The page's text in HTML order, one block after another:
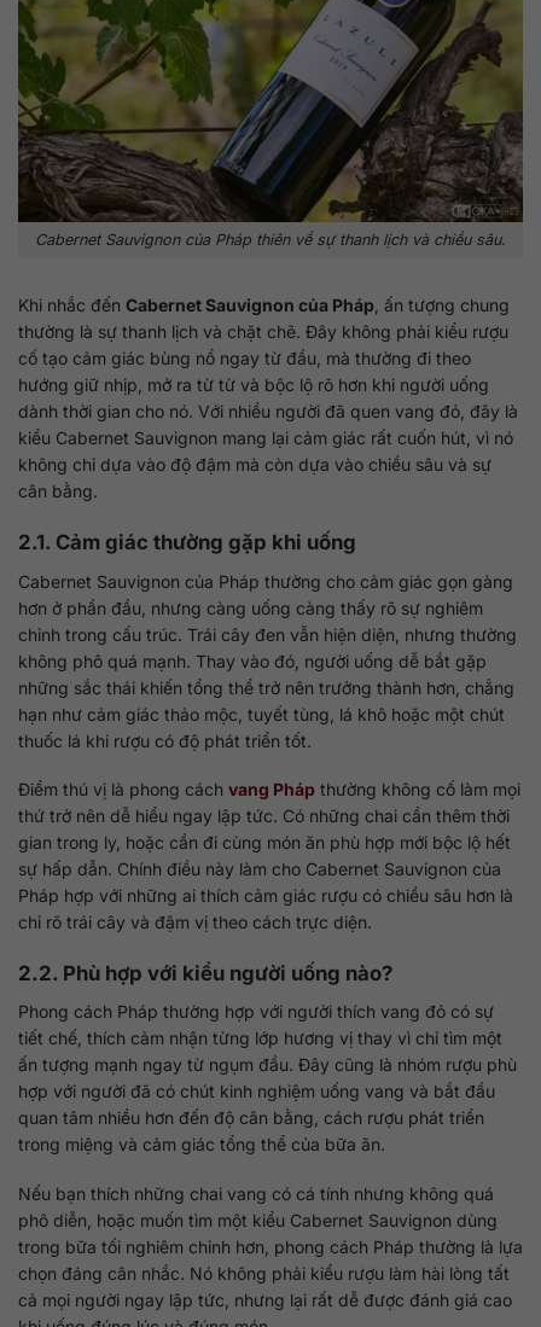
Cabernet Sauvignon của Pháp thiên về sự thanh lịch và chiều sâu.
Khi nhắc đến Cabernet Sauvignon của Pháp , ấn tượng chung
thường là sự thanh lịch và chặt chẽ. Đây không phải kiểu rượu
cố tạo cảm giác bùng nổ ngay từ đầu, mà thường đi theo
hướng giữ nhịp, mở ra từ từ và bộc lộ rõ hơn khi người uống
dành thời gian cho nó. Với nhiều người đã quen vang đỏ, đây là
kiểu Cabernet Sauvignon mang lại cảm giác rất cuốn hút, vì nó
không chỉ dựa vào độ đậm mà còn dựa vào chiều sâu và sự
cân bằng.
2.1. Cảm giác thường gặp khi uống
Cabernet Sauvignon của Pháp thường cho cảm giác gọn gàng
hơn ở phần đầu, nhưng càng uống càng thấy rõ sự nghiêm
chỉnh trong cấu trúc. Trái cây đen vẫn hiện diện, nhưng thường
không phô quá mạnh. Thay vào đó, người uống dễ bắt gặp
những sắc thái khiến tổng thể trở nên trưởng thành hơn, chẳng
hạn như cảm giác thảo mộc, tuyết tùng, lá khô hoặc một chút
thuốc lá khi rượu có độ phát triển tốt.
Điểm thú vị là phong cách vang Pháp thường không cố làm mọi
thứ trở nên dễ hiểu ngay lập tức. Có những chai cần thêm thời
gian trong ly, hoặc cần đi cùng món ăn phù hợp mới bộc lộ hết
sự hấp dẫn. Chính điều này làm cho Cabernet Sauvignon của
Pháp hợp với những ai thích cảm giác rượu có chiều sâu hơn là
chỉ rõ trái cây và đậm vị theo cách trực diện.
2.2. Phù hợp với kiểu người uống nào?
Phong cách Pháp thường hợp với người thích vang đỏ có sự
tiết chế, thích cảm nhận từng lớp hương vị thay vì chỉ tìm một
ấn tượng mạnh ngay từ ngụm đầu. Đây cũng là nhóm rượu phù
hợp với người đã có chút kinh nghiệm uống vang và bắt đầu
quan tâm nhiều hơn đến độ cân bằng, cách rượu phát triển
trong miệng và cảm giác tổng thể của bữa ăn.
Nếu bạn thích những chai vang có cá tính nhưng không quá
phô diễn, hoặc muốn tìm một kiểu Cabernet Sauvignon dùng
trong bữa tối nghiêm chỉnh hơn, phong cách Pháp thường là lựa
chọn đáng cân nhắc. Nó không phải kiểu rượu làm hài lòng tất
cả mọi người ngay lập tức, nhưng lại rất dễ được đánh giá cao